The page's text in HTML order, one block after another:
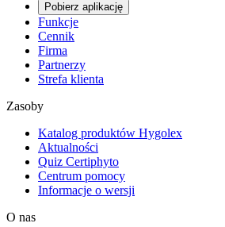
Pobierz aplikację
Funkcje
Cennik
Firma
Partnerzy
Strefa klienta
Zasoby
Katalog produktów Hygolex
Aktualności
Quiz Certiphyto
Centrum pomocy
Informacje o wersji
O nas